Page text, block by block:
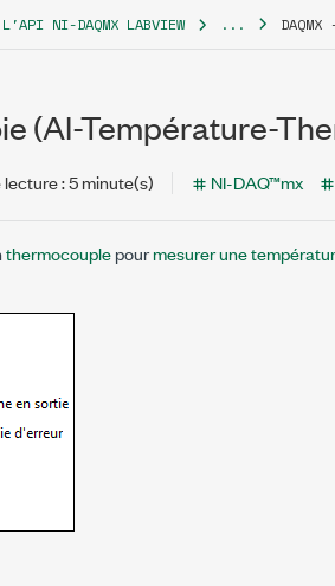
L'API NI-DAQMX LABVIEW ...
(AI-Température-
lecture : 5 minute(s) NI-DAQ™mx
thermocouplepourmesurer une